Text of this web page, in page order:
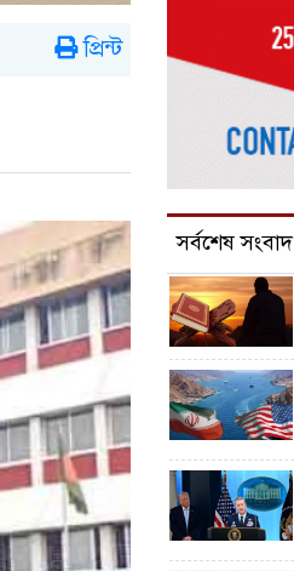
প্রিন্ট
সর্বশেষ সংবাদ